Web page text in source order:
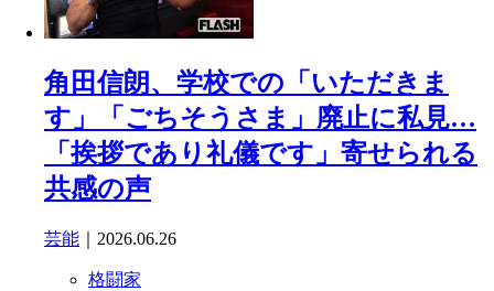
角田信朗、学校での「いただきま
す」「ごちそうさま」廃止に私見…
「挨拶であり礼儀です」寄せられる
共感の声
芸能 ｜2026.06.26
格闘家